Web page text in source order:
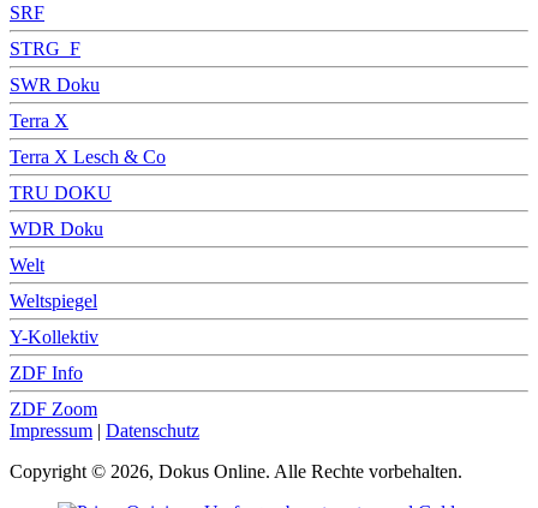
SRF
STRG_F
SWR Doku
Terra X
Terra X Lesch & Co
TRU DOKU
WDR Doku
Welt
Weltspiegel
Y-Kollektiv
ZDF Info
ZDF Zoom
Impressum | Datenschutz
Copyright © 2026, Dokus Online. Alle Rechte vorbehalten.